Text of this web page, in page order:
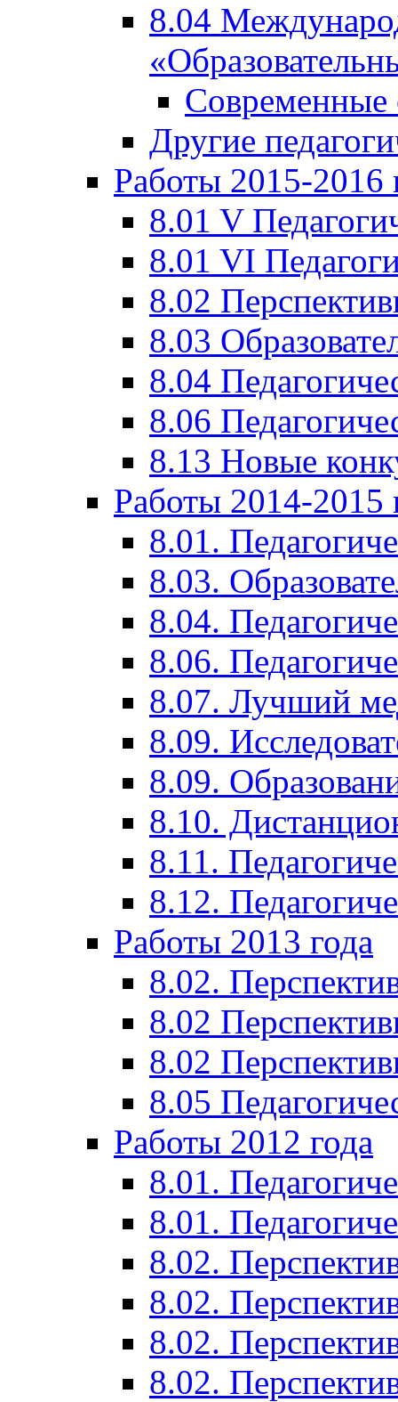
8.04
Современные
Другие
Работы 2015-2016
8.01 V
8.01 VI
8.02
8.03
8.04
8.06
8.13 Новые
Работы 2014-2015
8.01.
8.03.
8.04.
8.06.
8.07. Лучший
8.09.
8.09.
8.10.
8.11.
8.12.
Работы 2013 года
8.02.
8.02
8.02
8.05
Работы 2012 года
8.01.
8.01.
8.02.
8.02.
8.02.
8.02.